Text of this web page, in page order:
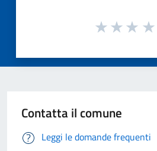
Contatta il comune
Leggi le domande frequenti